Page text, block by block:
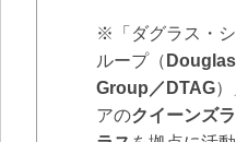
※「ダグラス・
ループ（
Group／DTAG）
アのクイーンズ